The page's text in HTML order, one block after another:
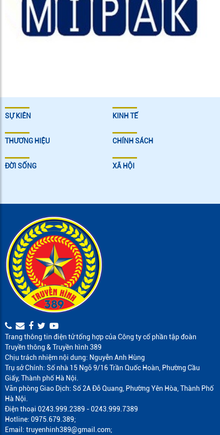
SỰ KIÊN KINH TẾ
THƯƠNG HIỆU CHÍNH SÁCH
ĐỜI SỐNG XÃ HỘI
Trang thông tin điện tử tổng hợp của Công ty cổ phần tập đoàn
Truyền thông & Truyền hình 389
Chịu trách nhiệm nội dung: Nguyễn Anh Hùng
Trụ sở Chính: Số nhà 15 Ngõ 9/16 Trần Quốc Hoàn, Phường Cầu
Giấy, Thành phố Hà Nội.
Văn phòng Giao Dịch: Số 2A Đỗ Quang, Phường Yên Hòa, Thành Phố
Hà Nội.
Điện thoại 0243.999.2389 - 0243.999.7389
Hotline: 0975.679.389;
Email: truyenhinh389@gmail.com;